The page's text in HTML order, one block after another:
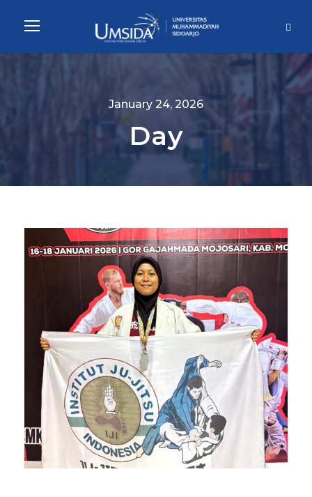
January 24, 2026
Day